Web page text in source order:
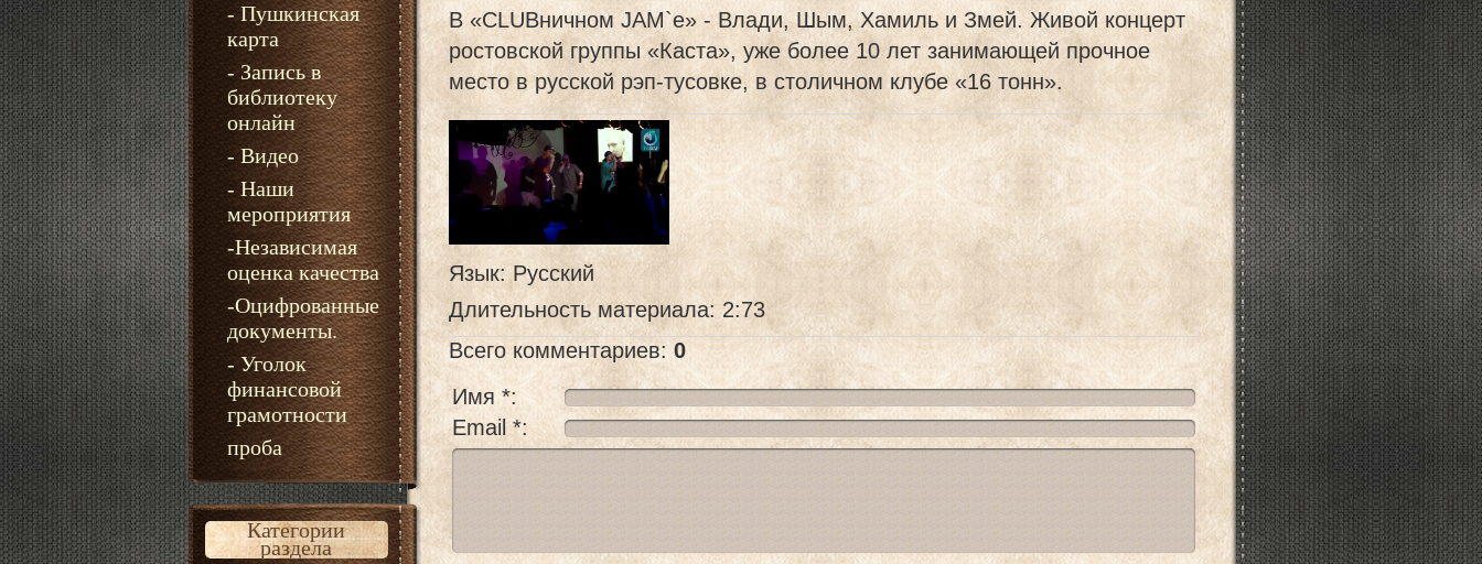
- Пушкинская
карта
- Запись в
библиотеку
онлайн
- Видео
- Наши
мероприятия
-Независимая
оценка качества
-Оцифрованные
документы.
- Уголок
финансовой
грамотности
проба
Категории
раздела
В «CLUBничном JAM`е» - Влади, Шым, Хамиль и Змей. Живой концерт
ростовской группы «Каста», уже более 10 лет занимающей прочное
место в русской рэп-тусовке, в столичном клубе «16 тонн».
Язык: Русский
Длительность материала: 2:73
Всего комментариев: 0
Имя *:
Email *: